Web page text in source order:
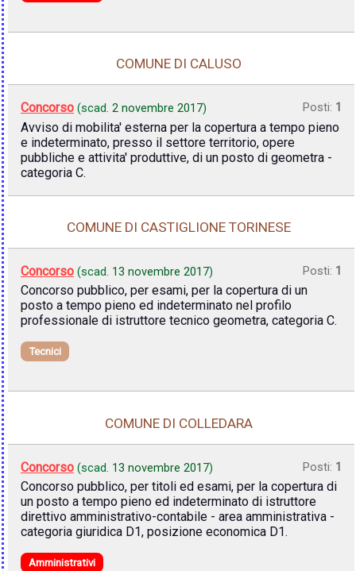
COMUNE DI CALUSO
Concorso (scad. 2 novembre 2017) Posti: 1
Avviso di mobilita' esterna per la copertura a tempo pieno
e indeterminato, presso il settore territorio, opere
pubbliche e attivita' produttive, di un posto di geometra -
categoria C.
COMUNE DI CASTIGLIONE TORINESE
Concorso (scad. 13 novembre 2017) Posti: 1
Concorso pubblico, per esami, per la copertura di un
posto a tempo pieno ed indeterminato nel profilo
professionale di istruttore tecnico geometra, categoria C.
Tecnici
COMUNE DI COLLEDARA
Concorso (scad. 13 novembre 2017) Posti: 1
Concorso pubblico, per titoli ed esami, per la copertura di
un posto a tempo pieno ed indeterminato di istruttore
direttivo amministrativo-contabile - area amministrativa -
categoria giuridica D1, posizione economica D1.
Amministrativi